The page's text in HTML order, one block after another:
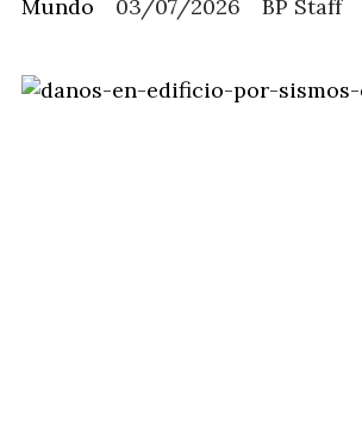
BP Staff
Mundo 03/07/2026